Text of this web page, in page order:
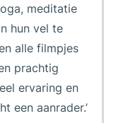
meditatie
hun vel te
alle filmpjes
prachtig
ervaring en
een aanrader.’